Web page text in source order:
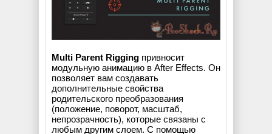
Multi Parent Rigging привносит
модульную анимацию в After Effects. Он
позволяет вам создавать
дополнительные свойства
родительского преобразования
(положение, поворот, масштаб,
непрозрачность), которые связаны с
любым другим слоем. С помощью